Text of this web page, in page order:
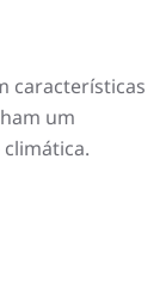
características
um